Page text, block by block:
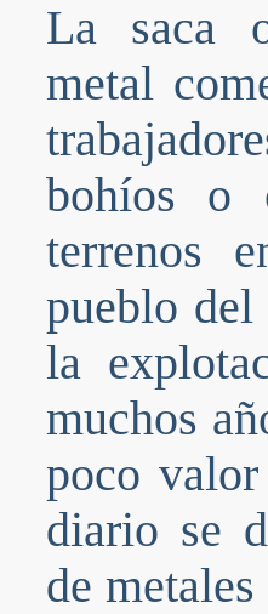
La saca
metal
bohíos o
terrenos
pueblo
la
muchos
poco
diario se
de